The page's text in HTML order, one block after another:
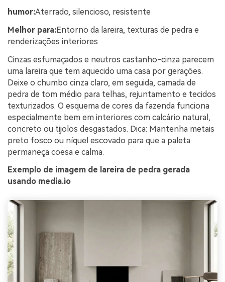
humor:Aterrado, silencioso, resistente
Melhor para:Entorno da lareira, texturas de pedra e
renderizações interiores
Cinzas esfumaçados e neutros castanho-cinza parecem
uma lareira que tem aquecido uma casa por gerações.
Deixe o chumbo cinza claro, em seguida, camada de
pedra de tom médio para telhas, rejuntamento e tecidos
texturizados. O esquema de cores da fazenda funciona
especialmente bem em interiores com calcário natural,
concreto ou tijolos desgastados. Dica: Mantenha metais
preto fosco ou níquel escovado para que a paleta
permaneça coesa e calma.
Exemplo de imagem de lareira de pedra gerada
usando media.io